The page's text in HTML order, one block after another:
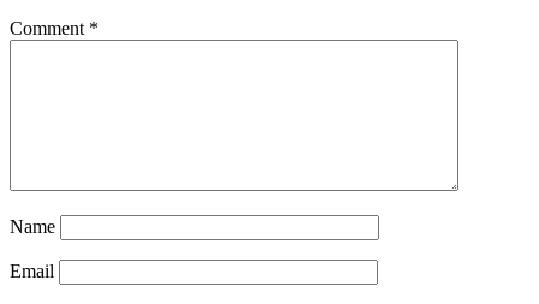
Comment *
Name
Email